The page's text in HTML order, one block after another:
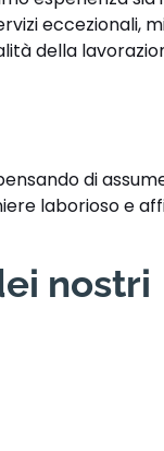
eccezionali,
della
di
laborioso e
nostri